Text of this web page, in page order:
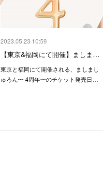
2023.05.23 10:59
【東京&福岡にて開催】ましま…
東京と福岡にて開催される、ましまし
ゅろん〜 4周年〜のチケット発売日…